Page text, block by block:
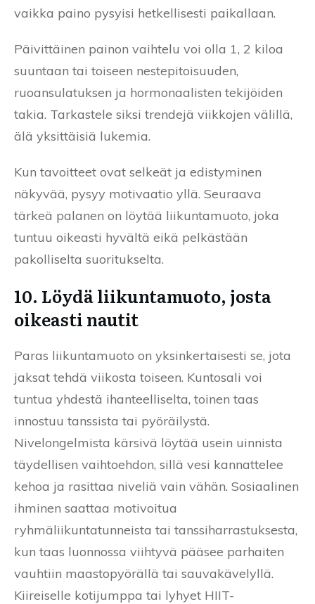
vaikka paino pysyisi hetkellisesti paikallaan.
Päivittäinen painon vaihtelu voi olla 1, 2 kiloa
suuntaan tai toiseen nestepitoisuuden,
ruoansulatuksen ja hormonaalisten tekijöiden
takia. Tarkastele siksi trendejä viikkojen välillä,
älä yksittäisiä lukemia.
Kun tavoitteet ovat selkeät ja edistyminen
näkyvää, pysyy motivaatio yllä. Seuraava
tärkeä palanen on löytää liikuntamuoto, joka
tuntuu oikeasti hyvältä eikä pelkästään
pakolliselta suoritukselta.
10. Löydä liikuntamuoto, josta
oikeasti nautit
Paras liikuntamuoto on yksinkertaisesti se, jota
jaksat tehdä viikosta toiseen. Kuntosali voi
tuntua yhdestä ihanteelliselta, toinen taas
innostuu tanssista tai pyöräilystä.
Nivelongelmista kärsivä löytää usein uinnista
täydellisen vaihtoehdon, sillä vesi kannattelee
kehoa ja rasittaa niveliä vain vähän. Sosiaalinen
ihminen saattaa motivoitua
ryhmäliikuntatunneista tai tanssiharrastuksesta,
kun taas luonnossa viihtyvä pääsee parhaiten
vauhtiin maastopyörällä tai sauvakävelyllä.
Kiireiselle kotijumppa tai lyhyet HIIT-